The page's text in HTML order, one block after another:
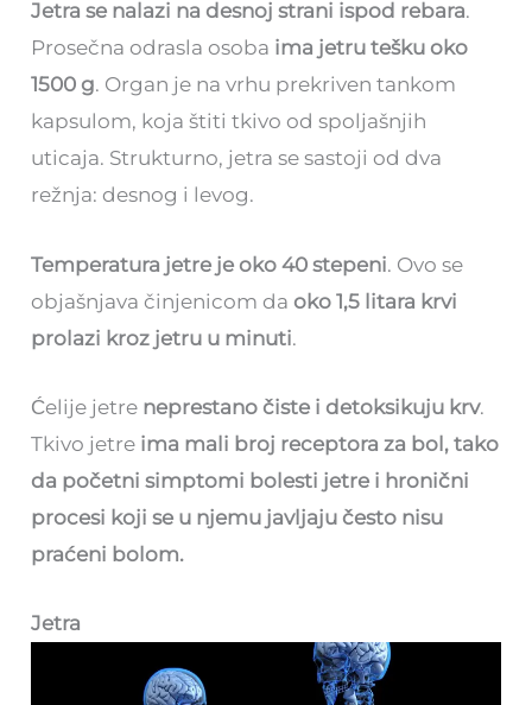
Jetra se nalazi na desnoj strani ispod rebara.
Prosečna odrasla osoba ima jetru tešku oko
1500 g. Organ je na vrhu prekriven tankom
kapsulom, koja štiti tkivo od spoljašnjih
uticaja. Strukturno, jetra se sastoji od dva
režnja: desnog i levog.
Temperatura jetre je oko 40 stepeni. Ovo se
objašnjava činjenicom da oko 1,5 litara krvi
prolazi kroz jetru u minuti.
Ćelije jetre neprestano čiste i detoksikuju krv.
Tkivo jetre ima mali broj receptora za bol, tako
da početni simptomi bolesti jetre i hronični
procesi koji se u njemu javljaju često nisu
praćeni bolom.
Jetra